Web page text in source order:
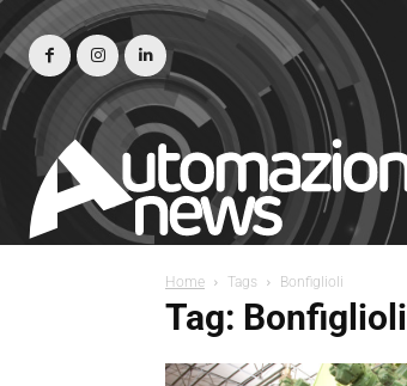
Home Tags Bonfiglioli
Tag: Bonfiglioli